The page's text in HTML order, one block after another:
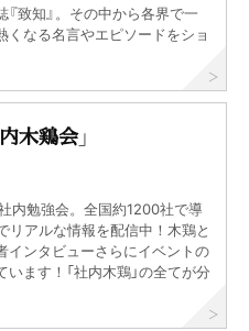
致知』。その中から各界で一
なる名言やエピソードをショ
木鶏会」
内勉強会。全国約1200社で導
リアルな情報を配信中！木鶏と
インタビューさらにイベントの
ます！「社内木鶏」の全てが分